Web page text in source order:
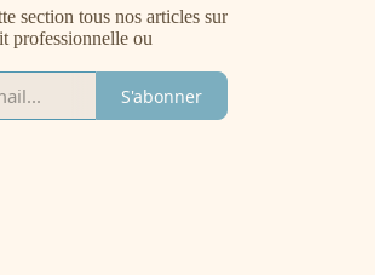
section tous nos articles sur
professionnelle ou
S'abonner